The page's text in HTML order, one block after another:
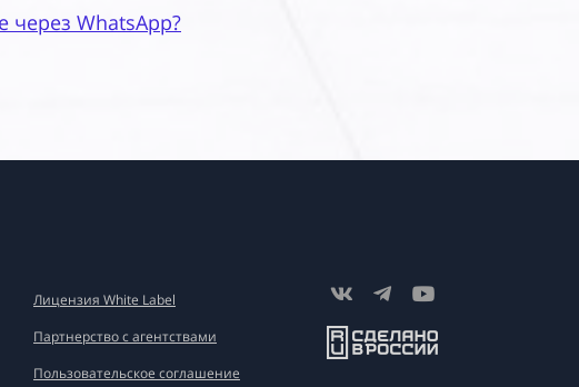
через WhatsApp?
Лицензия White Label
Партнерство с агентствами
Пользовательское соглашение